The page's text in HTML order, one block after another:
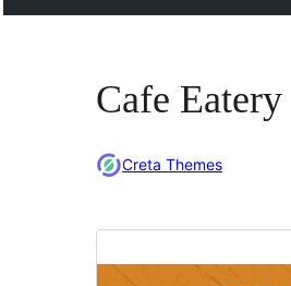
Cafe Eatery
Creta Themes